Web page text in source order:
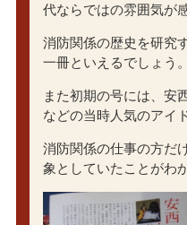
代ならではの雰囲気が
消防関係の歴史を研究
一冊といえるでしょう。
また初期の号には、安
などの当時人気のアイ
消防関係の仕事の方だ
象としていたことがわ